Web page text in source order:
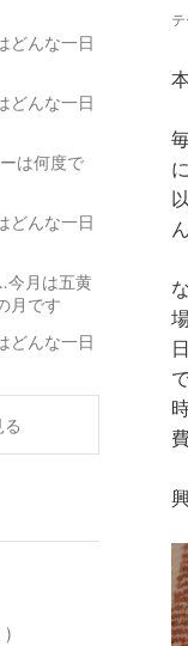
テ
どんな一日
どんな一日
は何度で
どんな一日
今月は五黄
月です
どんな一日
)